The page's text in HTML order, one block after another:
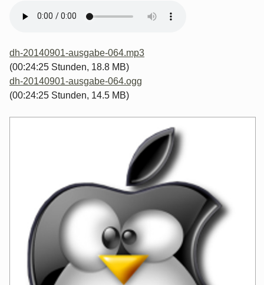
dh-20140901-ausgabe-064.mp3
(00:24:25 Stunden, 18.8 MB)
dh-20140901-ausgabe-064.ogg
(00:24:25 Stunden, 14.5 MB)